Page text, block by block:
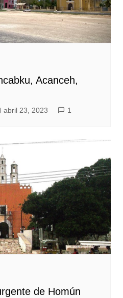
Acanceh,
abril 23, 2023 1
de Homún